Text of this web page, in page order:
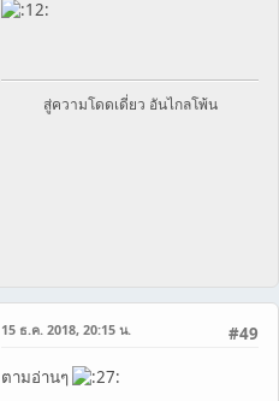
สู่ความโดดเดี่ยว อันไกลโพ้น
#49
15 ธ.ค. 2018, 20:15 น.
ตามอ่านๆ